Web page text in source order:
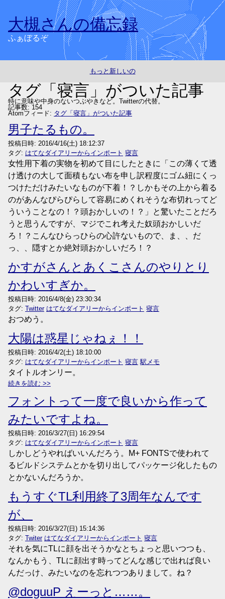
大槻さんの備忘録
ふぁぼるぞ
もっと新しいの
タグ「寝言」がついた記事
特に意味や中身のないつぶやきなど。Twitterの代替。
記事数: 154
Atomフィード: タグ「寝言」がついた記事
男子たるもの。
投稿日時: 2016/4/16(土) 18:12:37
タグ: はてなダイアリーからインポート 寝言
女性用下着の実物を初めて目にしたときに「この薄くて透
け透けの大して面積もない布を申し訳程度にゴム紐にくっ
つけただけみたいなものが下着！？しかもその上から着る
のがあんなぴらぴらして容易にめくれそうな布切れってど
ういうことなの！？頭おかしいの！？」と驚いたことだろ
うと思うんですが、マジでこれ考えた奴頭おかしいだ
ろ！？こんなひらっひらの心許ないもので、ま、、だ
っ、、隠すとか絶対頭おかしいだろ！？
かすがさんとあくこさんのやりとり
かわいすぎか。
投稿日時: 2016/4/8(金) 23:30:34
タグ: Twitter はてなダイアリーからインポート 寝言
おつめう。
大陽は惑星じゃねぇ！！
投稿日時: 2016/4/2(土) 18:10:00
タグ: はてなダイアリーからインポート 寝言 駅メモ
タイトルオンリー。
続きを読む
フォントって一度で良いから作って
みたいですよね。
投稿日時: 2016/3/27(日) 16:29:54
タグ: はてなダイアリーからインポート 寝言
しかしどうやればいいんだろう。M+ FONTSで使われて
るビルドシステムとかを切り出してパッケージ化したもの
とかないんだろうか。
もうすぐTL利用終了3周年なんです
が、
投稿日時: 2016/3/27(日) 15:14:36
タグ: Twiter はてなダイアリーからインポート 寝言
それを気にTLに顔を出そうかなとちょっと思いつつも、
なんかもう、TLに顔出す時ってどんな感じで出れば良い
んだっけ、みたいなのを忘れつつありまして。ね？
@doguuP えーっと……。